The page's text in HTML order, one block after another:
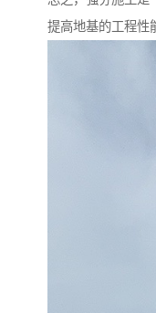
提高地基的工程性